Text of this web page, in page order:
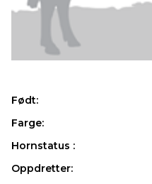
Født:
Farge:
Hornstatus :
Oppdretter: